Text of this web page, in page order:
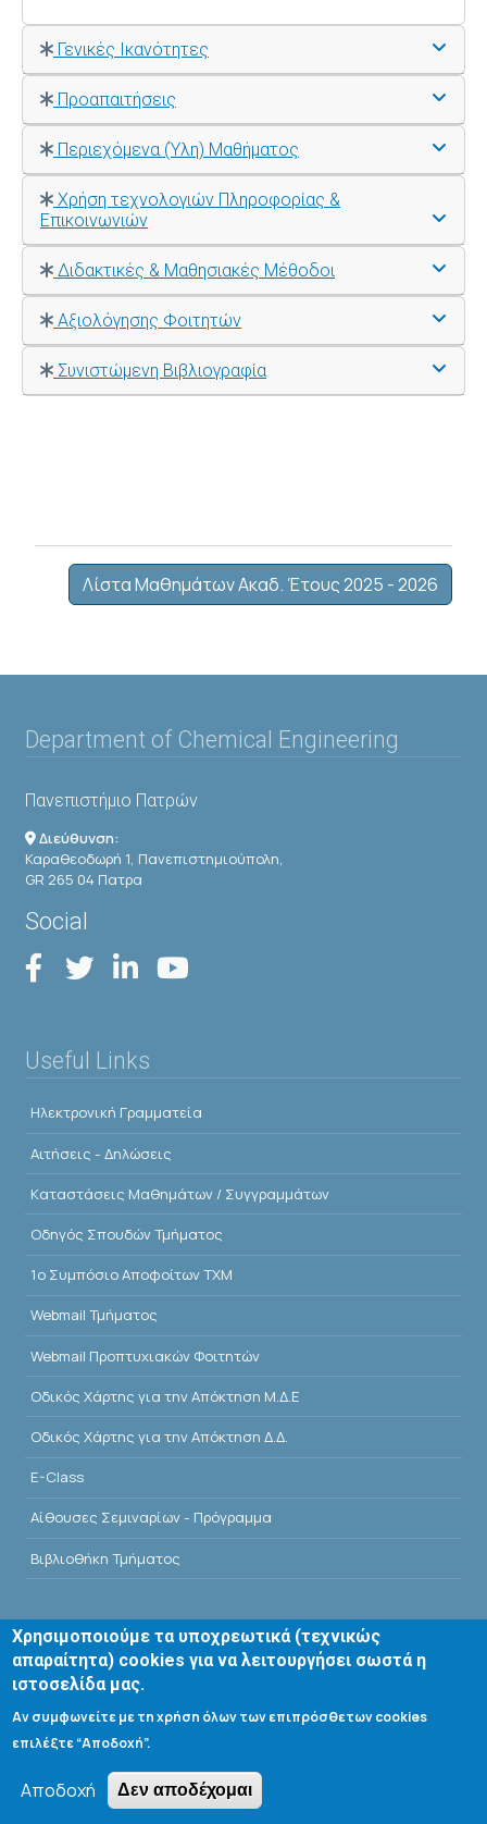
Γενικές Ικανότητες
Προαπαιτήσεις
Περιεχόμενα (Ύλη) Μαθήματος
Χρήση τεχνολογιών Πληροφορίας &
Επικοινωνιών
Διδακτικές & Μαθησιακές Μέθοδοι
Αξιολόγησης Φοιτητών
Συνιστώμενη Βιβλιογραφία
Λίστα Μαθημάτων Ακαδ. Έτους 2025 - 2026
Department of Chemical Engineering
Πανεπιστήμιο Πατρών
Διεύθυνση:
Καραθεοδωρή 1, Πανεπιστημιούπολη,
GR 265 04 Πατρα
Social
Useful Links
Ηλεκτρονική Γραμματεία
Αιτήσεις - Δηλώσεις
Kαταστάσεις Μαθημάτων / Συγγραμμάτων
Οδηγός Σπουδών Τμήματος
1o Συμπόσιο Αποφοίτων ΤΧΜ
Webmail Τμήματος
Webmail Προπτυχιακών Φοιτητών
Οδικός Χάρτης για την Απόκτηση Μ.Δ.Ε
Οδικός Χάρτης για την Απόκτηση Δ.Δ.
E-Class
Αίθουσες Σεμιναρίων - Πρόγραμμα
Βιβλιοθήκη Τμήματος
Search form
Αναζήτηση
Χρησιμοποιούμε τα υποχρεωτικά (τεχνικώς
απαραίτητα) cookies για να λειτουργήσει σωστά η
ιστοσελίδα μας.
Αν συμφωνείτε με τη χρήση όλων των επιπρόσθετων cookies
επιλέξτε “Αποδοχή”.
Αποδοχή Δεν αποδέχομαι